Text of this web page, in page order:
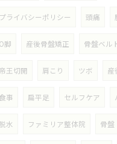
プライバシーポリシー 頭痛
O脚 産後骨盤矯正 骨盤ベル
帝王切開 肩こり ツボ 産
食事 扁平足 セルフケア
脱水 ファミリア整体院 骨盤